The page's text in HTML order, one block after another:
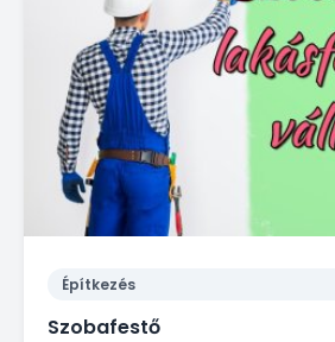
Építkezés
Szobafestő